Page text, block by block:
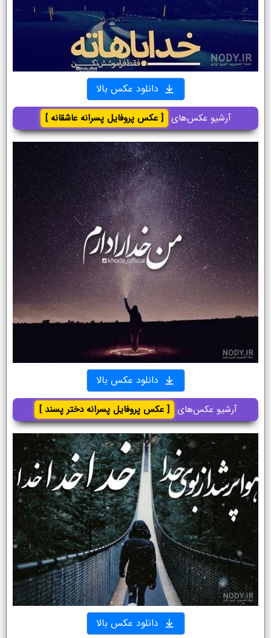
دانلود عکس بالا
آرشیو عکس‌های [ عکس پروفایل پسرانه عاشقانه ]
دانلود عکس بالا
آرشیو عکس‌های [ عکس پروفایل پسرانه دختر پسند ]
دانلود عکس بالا